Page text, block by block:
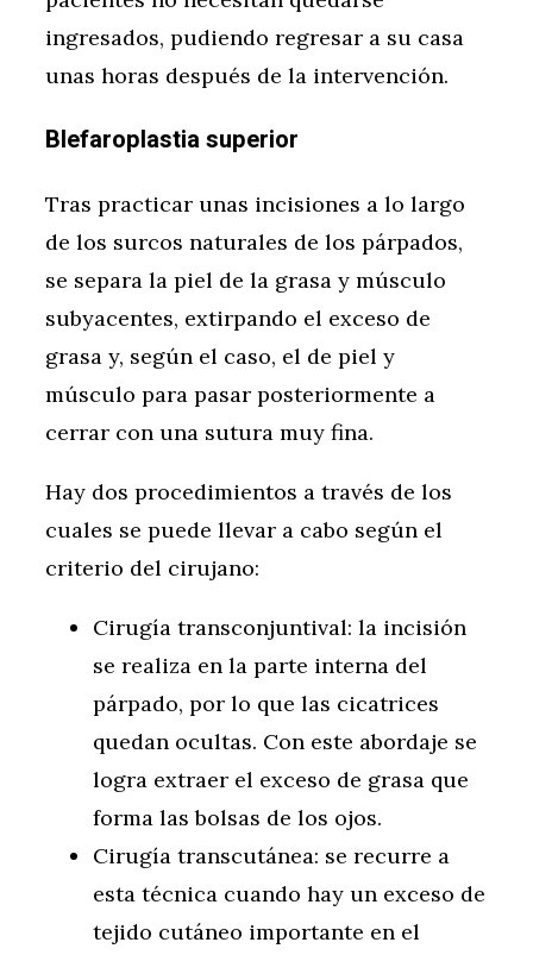
ingresados, pudiendo regresar a su casa
unas horas después de la intervención.
Blefaroplastia superior
Tras practicar unas incisiones a lo largo
de los surcos naturales de los párpados,
se separa la piel de la grasa y músculo
subyacentes, extirpando el exceso de
grasa y, según el caso, el de piel y
músculo para pasar posteriormente a
cerrar con una sutura muy fina.
Hay dos procedimientos a través de los
cuales se puede llevar a cabo según el
criterio del cirujano:
Cirugía transconjuntival: la incisión
se realiza en la parte interna del
párpado, por lo que las cicatrices
quedan ocultas. Con este abordaje se
logra extraer el exceso de grasa que
forma las bolsas de los ojos.
Cirugía transcutánea: se recurre a
esta técnica cuando hay un exceso de
tejido cutáneo importante en el